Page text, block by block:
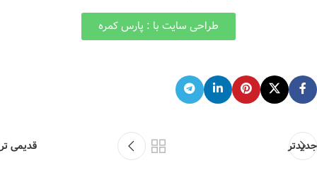
طراحی سایت با : پارس کمره
جدیدتر قدیمی تر